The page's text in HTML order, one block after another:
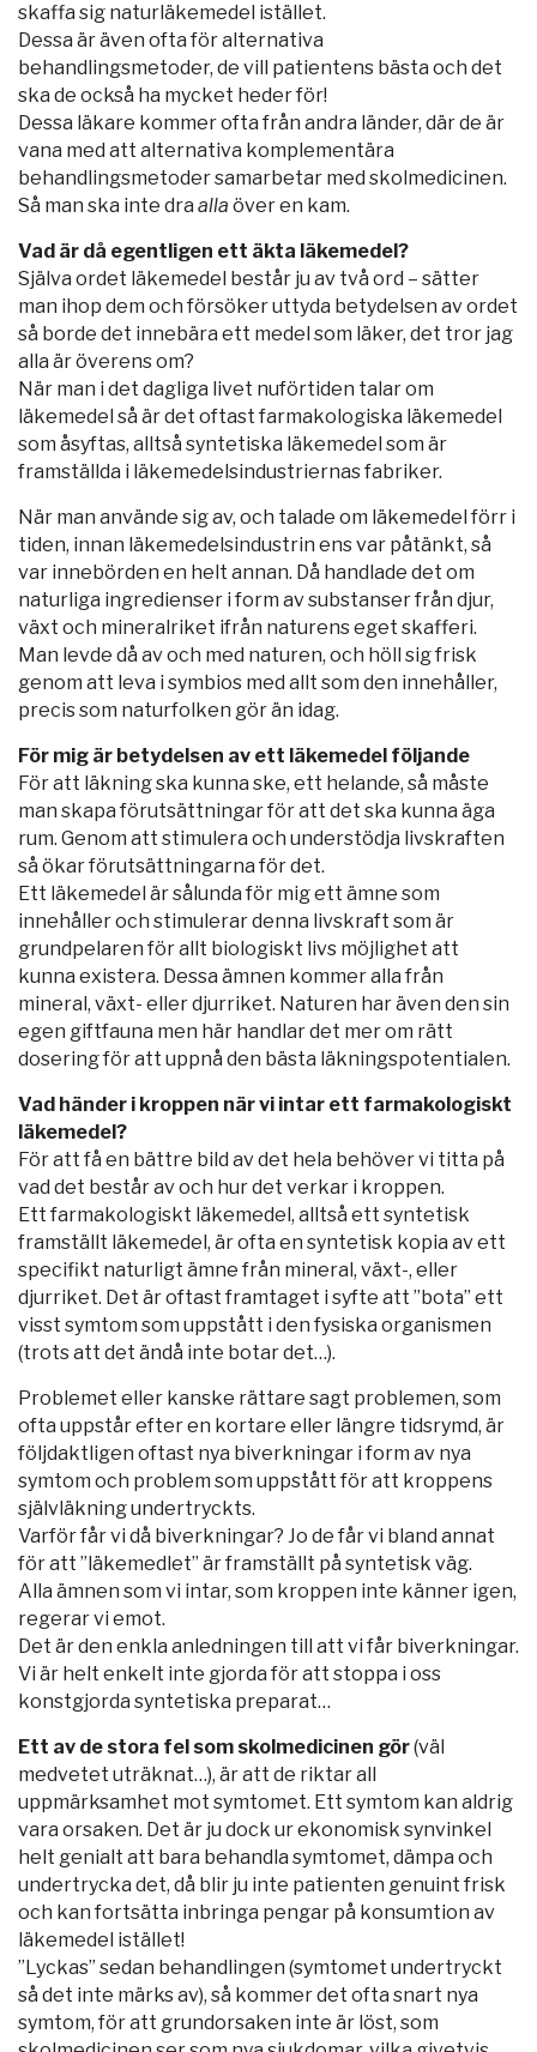
skaffa sig naturläkemedel istället.
Dessa är även ofta för alternativa
behandlingsmetoder, de vill patientens bästa och det
ska de också ha mycket heder för!
Dessa läkare kommer ofta från andra länder, där de är
vana med att alternativa komplementära
behandlingsmetoder samarbetar med skolmedicinen.
Så man ska inte dra alla över en kam.
Vad är då egentligen ett äkta läkemedel?
Själva ordet läkemedel består ju av två ord – sätter
man ihop dem och försöker uttyda betydelsen av ordet
så borde det innebära ett medel som läker, det tror jag
alla är överens om?
När man i det dagliga livet nuförtiden talar om
läkemedel så är det oftast farmakologiska läkemedel
som åsyftas, alltså syntetiska läkemedel som är
framställda i läkemedelsindustriernas fabriker.
När man använde sig av, och talade om läkemedel förr i
tiden, innan läkemedelsindustrin ens var påtänkt, så
var innebörden en helt annan. Då handlade det om
naturliga ingredienser i form av substanser från djur,
växt och mineralriket ifrån naturens eget skafferi.
Man levde då av och med naturen, och höll sig frisk
genom att leva i symbios med allt som den innehåller,
precis som naturfolken gör än idag.
För mig är betydelsen av ett läkemedel följande
För att läkning ska kunna ske, ett helande, så måste
man skapa förutsättningar för att det ska kunna äga
rum. Genom att stimulera och understödja livskraften
så ökar förutsättningarna för det.
Ett läkemedel är sålunda för mig ett ämne som
innehåller och stimulerar denna livskraft som är
grundpelaren för allt biologiskt livs möjlighet att
kunna existera. Dessa ämnen kommer alla från
mineral, växt- eller djurriket. Naturen har även den sin
egen giftfauna men här handlar det mer om rätt
dosering för att uppnå den bästa läkningspotentialen.
Vad händer i kroppen när vi intar ett farmakologiskt
läkemedel?
För att få en bättre bild av det hela behöver vi titta på
vad det består av och hur det verkar i kroppen.
Ett farmakologiskt läkemedel, alltså ett syntetisk
framställt läkemedel, är ofta en syntetisk kopia av ett
specifikt naturligt ämne från mineral, växt-, eller
djurriket. Det är oftast framtaget i syfte att ”bota” ett
visst symtom som uppstått i den fysiska organismen
(trots att det ändå inte botar det…).
Problemet eller kanske rättare sagt problemen, som
ofta uppstår efter en kortare eller längre tidsrymd, är
följdaktligen oftast nya biverkningar i form av nya
symtom och problem som uppstått för att kroppens
självläkning undertryckts.
Varför får vi då biverkningar? Jo de får vi bland annat
för att ”läkemedlet” är framställt på syntetisk väg.
Alla ämnen som vi intar, som kroppen inte känner igen,
regerar vi emot.
Det är den enkla anledningen till att vi får biverkningar.
Vi är helt enkelt inte gjorda för att stoppa i oss
konstgjorda syntetiska preparat…
Ett av de stora fel som skolmedicinen gör(väl
medvetet uträknat…), är att de riktar all
uppmärksamhet mot symtomet. Ett symtom kan aldrig
vara orsaken. Det är ju dock ur ekonomisk synvinkel
helt genialt att bara behandla symtomet, dämpa och
undertrycka det, då blir ju inte patienten genuint frisk
och kan fortsätta inbringa pengar på konsumtion av
läkemedel istället!
”Lyckas” sedan behandlingen (symtomet undertryckt
så det inte märks av), så kommer det ofta snart nya
symtom, för att grundorsaken inte är löst, som